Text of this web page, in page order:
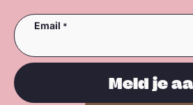
Email
Meld je